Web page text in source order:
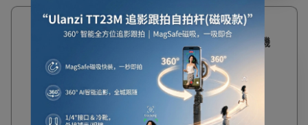
19%
OFF
法國名家 Famous
FBM-12L 多功能麵包機
(升級版) | 香港行貨
$442 $549